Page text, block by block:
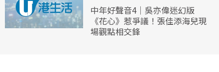
中年好聲音4｜吳亦偉迷幻版
《花心》惹爭議！張佳添海兒現
場觀點相交鋒